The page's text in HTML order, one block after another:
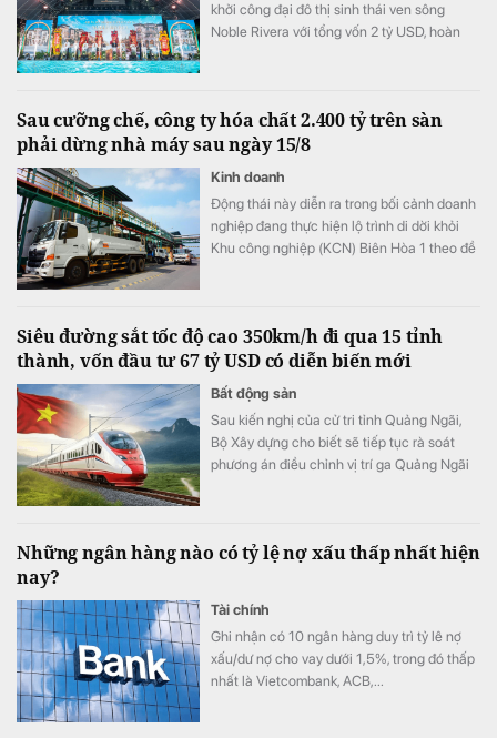
khởi công đại đô thị sinh thái ven sông
Noble Rivera với tổng vốn 2 tỷ USD, hoàn
Sau cưỡng chế, công ty hóa chất 2.400 tỷ trên sàn
phải dừng nhà máy sau ngày 15/8
Kinh doanh
Động thái này diễn ra trong bối cảnh doanh
nghiệp đang thực hiện lộ trình di dời khỏi
Khu công nghiệp (KCN) Biên Hòa 1 theo đề
Siêu đường sắt tốc độ cao 350km/h đi qua 15 tỉnh
thành, vốn đầu tư 67 tỷ USD có diễn biến mới
Bất động sản
Sau kiến nghị của cử tri tỉnh Quảng Ngãi,
Bộ Xây dựng cho biết sẽ tiếp tục rà soát
phương án điều chỉnh vị trí ga Quảng Ngãi
Những ngân hàng nào có tỷ lệ nợ xấu thấp nhất hiện
nay?
Tài chính
Ghi nhận có 10 ngân hàng duy trì tỷ lê nợ
xấu/dư nợ cho vay dưới 1,5%, trong đó thấp
nhất là Vietcombank, ACB,...